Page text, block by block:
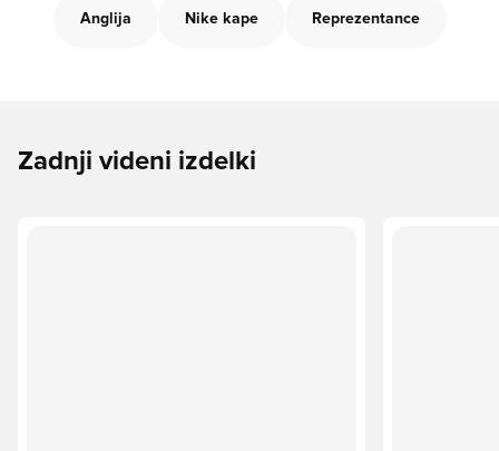
Anglija Nike kape Reprezentance
Zadnji videni izdelki